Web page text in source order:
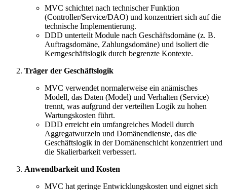
MVC schichtet nach technischer Funktion
(Controller/Service/DAO) und konzentriert sich auf die
technische Implementierung.
DDD unterteilt Module nach Geschäftsdomäne (z. B.
Auftragsdomäne, Zahlungsdomäne) und isoliert die
Kerngeschäftslogik durch begrenzte Kontexte.
Träger der Geschäftslogik
MVC verwendet normalerweise ein anämisches
Modell, das Daten (Model) und Verhalten (Service)
trennt, was aufgrund der verteilten Logik zu hohen
Wartungskosten führt.
DDD erreicht ein umfangreiches Modell durch
Aggregatwurzeln und Domänendienste, das die
Geschäftslogik in der Domänenschicht konzentriert und
die Skalierbarkeit verbessert.
Anwendbarkeit und Kosten
MVC hat geringe Entwicklungskosten und eignet sich